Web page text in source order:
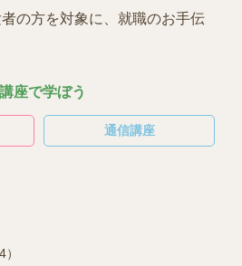
の方を対象に、就職のお手伝
座で学ぼう
通信講座